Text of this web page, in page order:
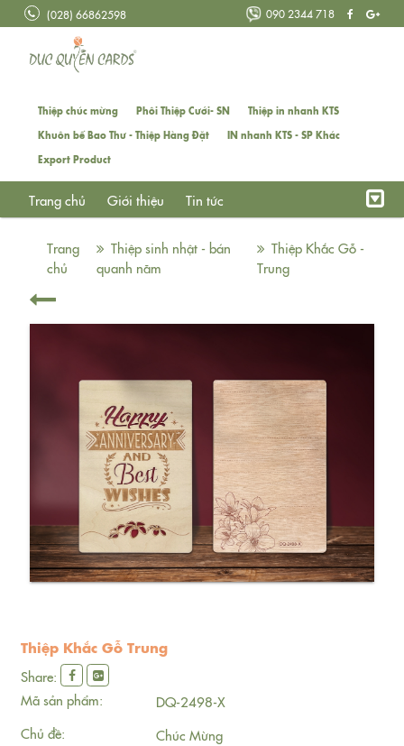
(028) 66862598 090 2344 718
Thiệp chúc mừng Phôi Thiệp Cưới- SN
Thiệp in nhanh KTS
Khuôn bế Bao Thư - Thiệp Hàng Đặt
IN nhanh KTS - SP Khác
Export Product
Trang chủ Giới thiệu Tin tức
Trang
chủ
Thiệp sinh nhật - bán
quanh năm
Thiệp Khắc Gỗ -
Trung
Thiệp Khắc Gỗ Trung
Share:
Mã sản phẩm:
DQ-2498-X
Chủ đề:
Chúc Mừng